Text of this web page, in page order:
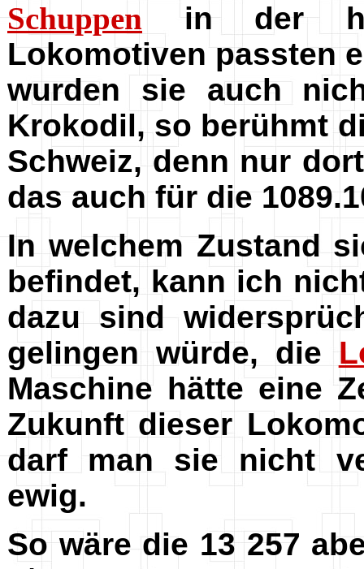
Schuppen in der
Lokomotiven passten
wurden sie auch
Krokodil, so berühmt
Schweiz, denn nur
das auch für die
In welchem Zustand
befindet, kann ich
dazu sind
gelingen würde, die
Maschine hätte eine
Zukunft dieser
darf man sie nicht
ewig.
So wäre die 13 257